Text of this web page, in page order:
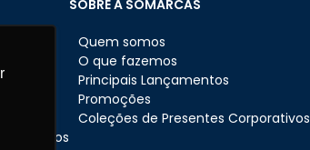
SOBRE A SÓMARCAS
Quem somos
O que fazemos
Principais Lançamentos
Promoções
Coleções de Presentes Corporativos